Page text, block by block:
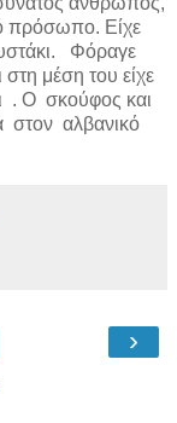
πρόσωπο. Είχε
Φόραγε
στη μέση του είχε
. Ο σκούφος και
στον αλβανικό
›